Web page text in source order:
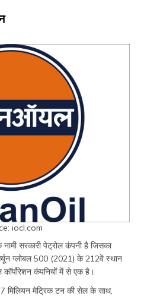
iocl.com
सरकारी पेट्रोल कंपनी है जिसका
ग्लोबल 500 (2021) के 212वें स्थान
कंपनियों में से एक है।
मिलियन मेट्रिक टन की सेल के साथ,